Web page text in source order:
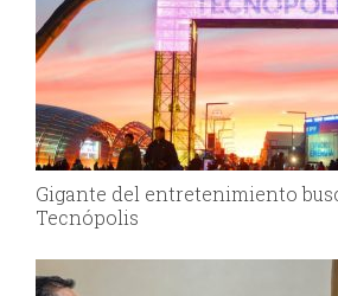
Gigante del entretenimiento
Tecnópolis